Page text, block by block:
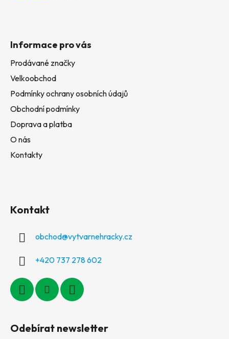
Informace pro vás
Prodávané značky
Velkoobchod
Podmínky ochrany osobních údajů
Obchodní podmínky
Doprava a platba
O nás
Kontakty
Kontakt
obchod@vytvarnehracky.cz
+420 737 278 602
Odebírat newsletter